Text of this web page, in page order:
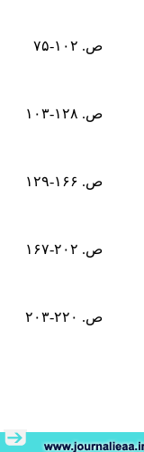
ص. ۱۰۲-۷۵
ص. ۱۲۸-۱۰۳
ص. ۱۶۶-۱۲۹
ص. ۲۰۲-۱۶۷
ص. ۲۲۰-۲۰۳